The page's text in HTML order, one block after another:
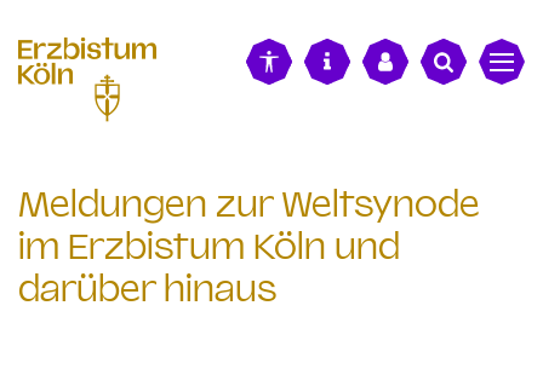
Meldungen zur Weltsynode
im Erzbistum Köln und
darüber hinaus